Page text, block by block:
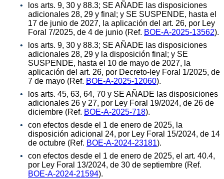
los arts. 9, 30 y 88.3; SE AÑADE las disposiciones
adicionales 28, 29 y final; y SE SUSPENDE, hasta el
17 de junio de 2027, la aplicación del art. 26, por Ley
Foral 7/2025, de 4 de junio (Ref. BOE-A-2025-13562).
los arts. 9, 30 y 88.3; SE AÑADE las disposiciones
adicionales 28, 29 y la disposición final; y SE
SUSPENDE, hasta el 10 de mayo de 2027, la
aplicación del art. 26, por Decreto-ley Foral 1/2025, de
7 de mayo (Ref. BOE-A-2025-12060).
los arts. 45, 63, 64, 70 y SE AÑADE las disposiciones
adicionales 26 y 27, por Ley Foral 19/2024, de 26 de
diciembre (Ref. BOE-A-2025-718).
con efectos desde el 1 de enero de 2025, la
disposición adicional 24, por Ley Foral 15/2024, de 14
de octubre (Ref. BOE-A-2024-23181).
con efectos desde el 1 de enero de 2025, el art. 40.4,
por Ley Foral 13/2024, de 30 de septiembre (Ref.
BOE-A-2024-21594).